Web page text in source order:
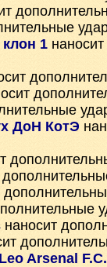
1
ДоН КотЭ
наносит
Arsenal F.C.